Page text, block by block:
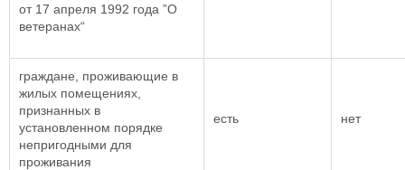
от 17 апреля 1992 года ”О
ветеранах“
граждане, проживающие в
жилых помещениях,
признанных в
установленном порядке
непригодными для
проживания
есть нет